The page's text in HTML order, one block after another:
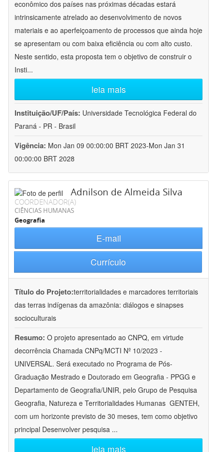
econômico dos países nas próximas décadas estará
intrinsicamente atrelado ao desenvolvimento de novos
materiais e ao aperfeiçoamento de processos que ainda hoje
se apresentam ou com baixa eficiência ou com alto custo.
Neste sentido, esta proposta tem o objetivo de construir o
Insti...
leia mais
Instituição/UF/País: Universidade Tecnológica Federal do
Paraná - PR - Brasil
Vigência: Mon Jan 09 00:00:00 BRT 2023-Mon Jan 31
00:00:00 BRT 2028
Adnilson de Almeida Silva
COORDENADOR(A)
CIÊNCIAS HUMANAS
Geografia
E-mail
Currículo
Título do Projeto:territorialidades e marcadores territoriais
das terras indígenas da amazônia: diálogos e sinapses
socioculturais
Resumo: O projeto apresentado ao CNPQ, em virtude
decorrência Chamada CNPq/MCTI Nº 10/2023 -
UNIVERSAL. Será executado no Programa de Pós-
Graduação Mestrado e Doutorado em Geografia - PPGG e
Departamento de Geografia/UNIR, pelo Grupo de Pesquisa
Geografia, Natureza e Territorialidades Humanas  GENTEH,
com um horizonte previsto de 30 meses, tem como objetivo
principal Desenvolver pesquisa ...
leia mais